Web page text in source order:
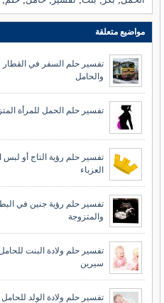
مواضيع متعلقة
تفسير حلم السفر في القطار
والحامل
تفسير حلم الحمل للمرأة
تفسير حلم رؤية التاج أو لبس
العزباء
تفسير حلم رؤية جنين في
والمتزوجة
تفسير حلم ولادة البنت
سيرين
تفسير حلم ولادة الولد